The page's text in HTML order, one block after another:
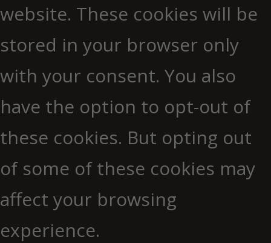
website. These cookies will be
stored in your browser only
with your consent. You also
have the option to opt-out of
these cookies. But opting out
of some of these cookies may
affect your browsing
experience.